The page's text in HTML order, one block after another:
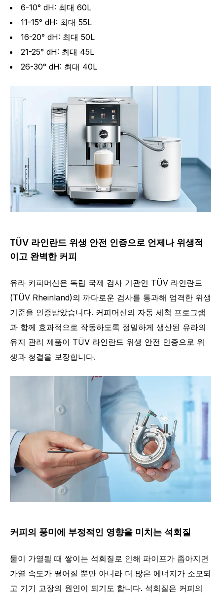
6-10° dH: 최대 60L
11-15° dH: 최대 55L
16-20° dH: 최대 50L
21-25° dH: 최대 45L
26-30° dH: 최대 40L
TÜV 라인란드 위생 안전 인증으로 언제나 위생적
이고 완벽한 커피
유라 커피머신은 독립 국제 검사 기관인 TÜV 라인란드
(TÜV Rheinland)의 까다로운 검사를 통과해 엄격한 위생
기준을 인증받았습니다. 커피머신의 자동 세척 프로그램
과 함께 효과적으로 작동하도록 정밀하게 생산된 유라의
유지 관리 제품이 TÜV 라인란드 위생 안전 인증으로 위
생과 청결을 보장합니다.
커피의 풍미에 부정적인 영향을 미치는 석회질
물이 가열될 때 쌓이는 석회질로 인해 파이프가 좁아지면
가열 속도가 떨어질 뿐만 아니라 더 많은 에너지가 소모되
고 기기 고장의 원인이 되기도 합니다. 석회질은 커피의